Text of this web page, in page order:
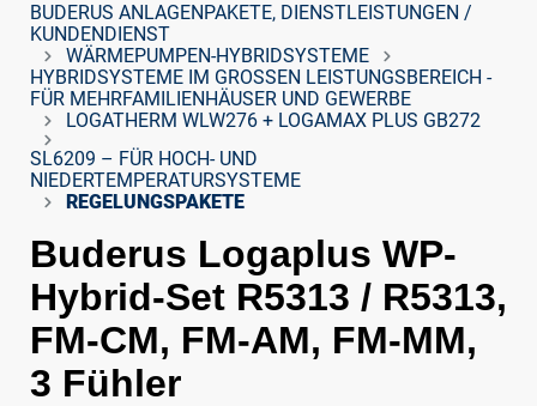
BUDERUS ANLAGENPAKETE, DIENSTLEISTUNGEN /
KUNDENDIENST
WÄRMEPUMPEN-HYBRIDSYSTEME
HYBRIDSYSTEME IM GROSSEN LEISTUNGSBEREICH - F
ÜR MEHRFAMILIENHÄUSER UND GEWERBE
LOGATHERM WLW276 + LOGAMAX PLUS GB272
SL6209 – FÜR HOCH- UND
NIEDERTEMPERATURSYSTEME
REGELUNGSPAKETE
Buderus Logaplus WP-
Hybrid-Set R5313 / R5313,
FM-CM, FM-AM, FM-MM,
3 Fühler